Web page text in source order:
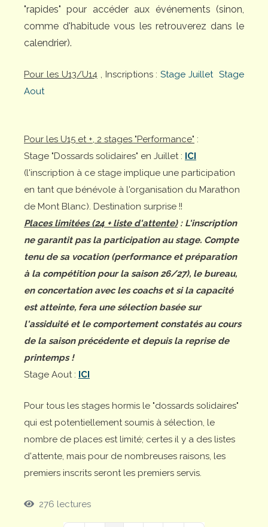
"rapides" pour accéder aux événements (sinon,
comme d'habitude vous les retrouverez dans le
calendrier).
Pour les U13/U14, Inscriptions :Stage Juillet Stage
Aout
Pour les U15 et +, 2 stages "Performance" :
Stage "Dossards solidaires" en Juillet : ICI
(l'inscription à ce stage implique une participation
en tant que bénévole à l'organisation du Marathon
de Mont Blanc). Destination surprise !!
Places limitées (24 + liste d'attente): L'inscription
ne garantit pas la participation au stage. Compte
tenu de sa vocation (performance et préparation
à la compétition pour la saison 26/27), le bureau,
en concertation avec les coachs et si la capacité
est atteinte, fera une sélection basée sur
l'assiduité et le comportement constatés au cours
de la saison précédente et depuis la reprise de
printemps !
Stage Aout : ICI
Pour tous les stages hormis le "dossards solidaires"
qui est potentiellement soumis à sélection, le
nombre de places est limité; certes il y a des listes
d'attente, mais pour de nombreuses raisons, les
premiers inscrits seront les premiers servis.
276 lectures